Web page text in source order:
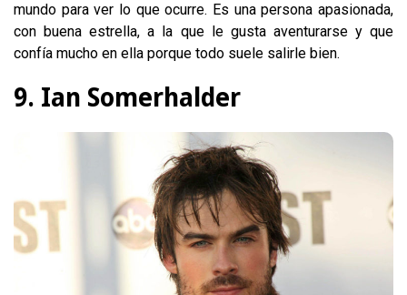
mundo para ver lo que ocurre. Es una persona apasionada,
con buena estrella, a la que le gusta aventurarse y que
confía mucho en ella porque todo suele salirle bien.
9. Ian Somerhalder